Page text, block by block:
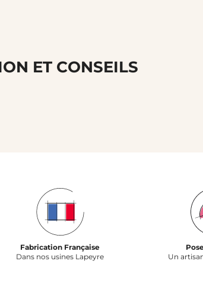
ET CONSEILS
Fabrication Française
Dans nos usines Lapeyre
Un